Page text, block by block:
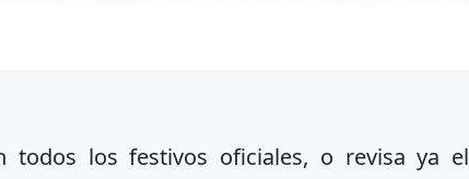
todos los festivos oficiales, o revisa ya el